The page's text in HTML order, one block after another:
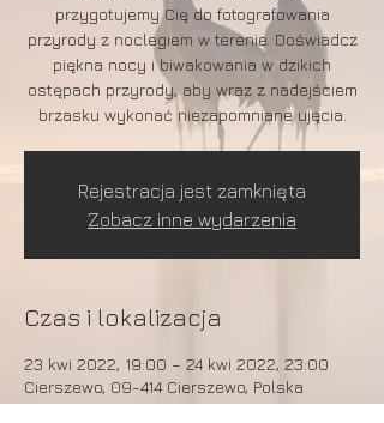
przygotujemy Cię do fotografowania
przyrody z noclegiem w terenie. Doświadcz
piękna nocy i biwakowania w dzikich
ostępach przyrody, aby wraz z nadejściem
brzasku wykonać niezapomniane ujęcia.
Rejestracja jest zamknięta
Zobacz inne wydarzenia
Czas i lokalizacja
23 kwi 2022, 19:00 – 24 kwi 2022, 23:00
Cierszewo, 09-414 Cierszewo, Polska